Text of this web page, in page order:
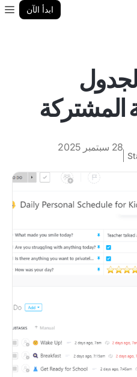
ابدأ الآن
المشتركة
28 سبتمبر 2025